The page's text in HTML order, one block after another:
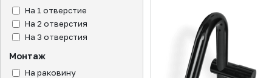
На 1 отверстие
На 2 отверстия
На 3 отверстия
Монтаж
На раковину